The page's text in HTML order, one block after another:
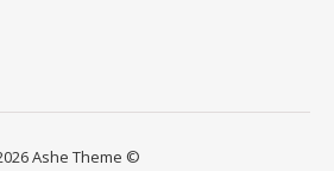
Ashe Theme ©